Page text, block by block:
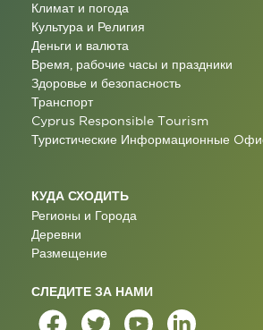
Климат и погода
Культура и Религия
Деньги и валюта
Время, рабочие часы и праздники
Здоровье и безопасность
Транспорт
Cyprus Responsible Tourism
Туристические Информационные
КУДА СХОДИТЬ
Регионы и Города
Деревни
Размещение
СЛЕДИТЕ ЗА НАМИ